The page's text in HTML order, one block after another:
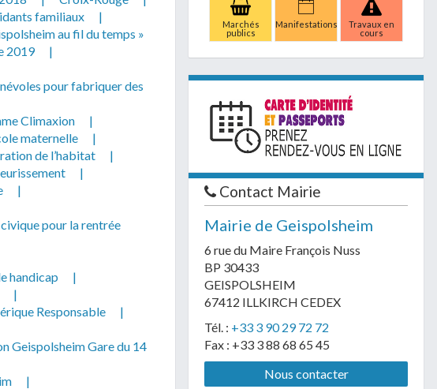
familiaux
|
au fil du temps »
2019
|
pour fabriquer des
Climaxion
|
maternelle
|
de l’habitat
|
|
|
pour la rentrée
handicap
|
|
Responsable
|
Geispolsheim Gare du 14
|
Marchés
publics
Manifestations
Travaux en
cours
Contact Mairie
Mairie de Geispolsheim
6 rue du Maire François Nuss
BP 30433
GEISPOLSHEIM
67412 ILLKIRCH CEDEX
Tél. : +33 3 90 29 72 72
Fax : +33 3 88 68 65 45
Nous contacter